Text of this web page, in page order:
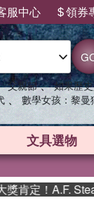
服中心 領券
父親節 、 如果歷
、 數學女孩：黎曼
文具選物
定！A.F.